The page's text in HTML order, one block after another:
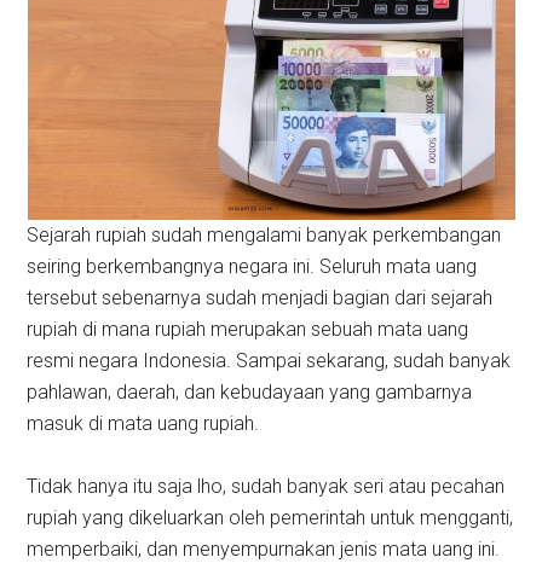
Sejarah rupiah sudah mengalami banyak perkembangan
seiring berkembangnya negara ini. Seluruh mata uang
tersebut sebenarnya sudah menjadi bagian dari sejarah
rupiah di mana rupiah merupakan sebuah mata uang
resmi negara Indonesia. Sampai sekarang, sudah banyak
pahlawan, daerah, dan kebudayaan yang gambarnya
masuk di mata uang rupiah.
Tidak hanya itu saja lho, sudah banyak seri atau pecahan
rupiah yang dikeluarkan oleh pemerintah untuk mengganti,
memperbaiki, dan menyempurnakan jenis mata uang ini.